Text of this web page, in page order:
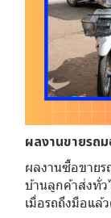
ผลงานขายรถ
ผลงานซื้อขายร
บ้านลูกค้าส่งทั่ว
เมื่อรถถึงมือแล้